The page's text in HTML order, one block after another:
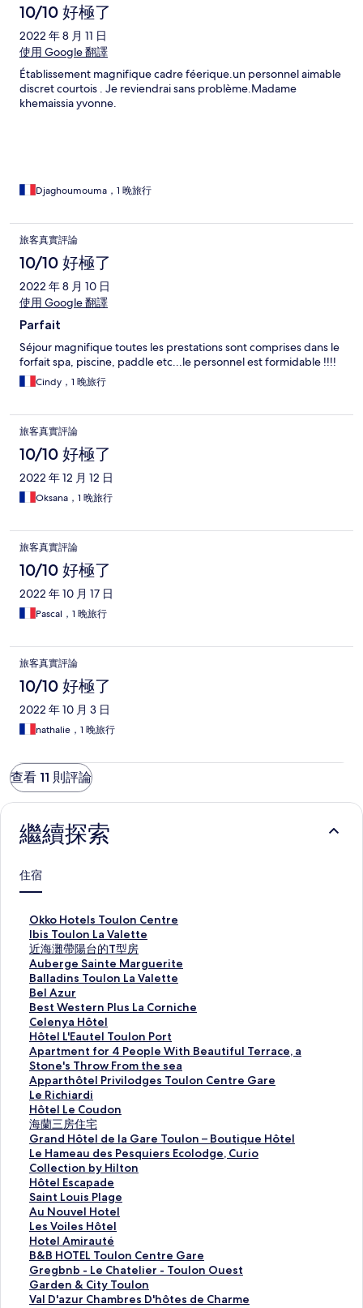
10/10 好極了
2022 年 8 月 11 日
使用 Google 翻譯
Établissement magnifique cadre féerique.un personnel aimable
discret courtois . Je reviendrai sans problème.Madame
khemaissia yvonne.
Djaghoumouma，1 晚旅行
旅客真實評論
10/10 好極了
2022 年 8 月 10 日
使用 Google 翻譯
Parfait
Séjour magnifique toutes les prestations sont comprises dans le
forfait spa, piscine, paddle etc...le personnel est formidable !!!!
Cindy，1 晚旅行
旅客真實評論
10/10 好極了
2022 年 12 月 12 日
Oksana，1 晚旅行
旅客真實評論
10/10 好極了
2022 年 10 月 17 日
Pascal，1 晚旅行
旅客真實評論
10/10 好極了
2022 年 10 月 3 日
nathalie，1 晚旅行
查看 11 則評論
繼續探索
住宿
Okko Hotels Toulon Centre
O
k
k
o
H
o
t
e
l
s
T
o
u
l
o
n
C
e
n
t
r
e
的
連
結
Ibis Toulon La Valette
I
b
i
s
T
o
u
l
o
n
L
a
V
a
l
e
t
t
e
的
連
結
近海灘帶陽台的T型房
近
海
灘
帶
陽
台
的
T
型
房
的
連
結
Auberge Sainte Marguerite
A
u
b
e
r
g
e
S
a
i
n
t
e
M
a
r
g
u
e
r
i
t
e
的
Balladins Toulon La Valette
B
a
l
l
a
d
i
n
s
T
o
u
l
o
n
L
a
V
a
l
e
t
t
Bel Azur
B
e
l
A
z
u
r
的
連
結
Best Western Plus La Corniche
B
e
s
t
W
e
s
t
e
r
n
P
l
u
s
L
a
C
o
r
n
Celenya Hôtel
C
e
l
e
n
y
a
H
ô
t
e
l
的
連
結
Hôtel L'Eautel Toulon Port
H
ô
t
e
l
L
'
E
a
u
t
e
l
T
o
u
l
o
n
Apartment for 4 People With Beautiful Terrace, a
Stone's Throw From the sea
A
p
a
r
t
m
e
n
t
f
o
r
4
P
e
o
p
l
Apparthôtel Privilodges Toulon Centre Gare
A
p
p
a
r
t
h
ô
t
e
l
P
r
i
v
i
Le Richiardi
L
e
R
i
c
h
i
a
r
d
i
的
連
結
Hôtel Le Coudon
H
ô
t
e
l
L
e
C
o
u
d
o
n
的
海蘭三房住宅
海
蘭
三
房
住
宅
的
連
結
Grand Hôtel de la Gare Toulon – Boutique Hôtel
G
r
a
n
d
H
ô
t
e
l
d
e
Le Hameau des Pesquiers Ecolodge, Curio
Collection by Hilton
L
e
H
a
m
e
a
u
d
e
s
Hôtel Escapade
H
ô
t
e
l
E
s
c
a
Saint Louis Plage
S
a
i
n
t
L
o
u
Au Nouvel Hotel
A
u
N
o
u
v
e
Les Voiles Hôtel
L
e
s
V
o
i
Hotel Amirauté
H
o
t
e
l
B&B HOTEL Toulon Centre Gare
B
&
B
H
Gregbnb - Le Chatelier - Toulon Ouest
G
r
e
Garden & City Toulon
G
a
Val D'azur Chambres D'hôtes de Charme
V